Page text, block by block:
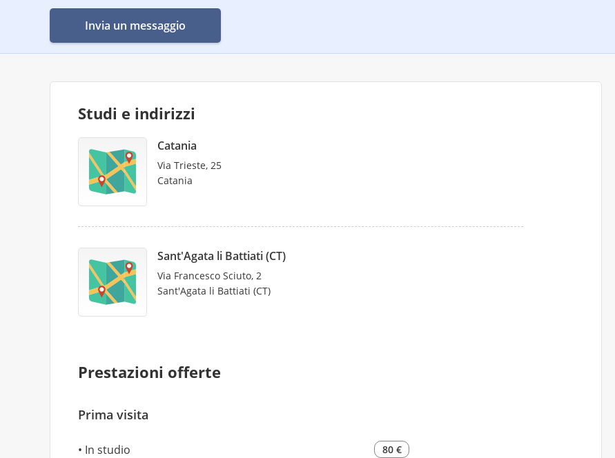
Invia un messaggio
Studi e indirizzi
Catania
Via Trieste, 25
Catania
Sant'Agata li Battiati (CT)
Via Francesco Sciuto, 2
Sant'Agata li Battiati (CT)
Prestazioni offerte
Prima visita
In studio 80 €